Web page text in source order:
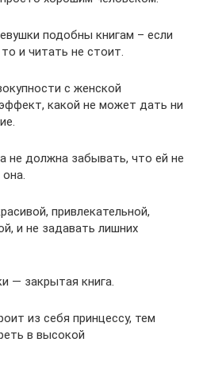
подобны книгам – если
и читать не стоит.
с женской
какой не может дать ни
не должна забывать, что ей не
привлекательной,
и не задавать лишних
— закрытая книга.
из себя принцессу, тем
в высокой